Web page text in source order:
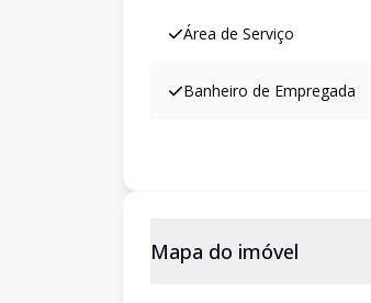
Área de Serviço
Banheiro de Empregada
Mapa do imóvel